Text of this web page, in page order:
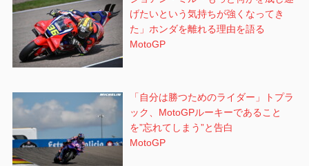
げたいという気持ちが強くなってき
た」ホンダを離れる理由を語る
MotoGP
「自分は勝つためのライダー」トプラ
ック、MotoGPルーキーであること
を”忘れてしまう”と告白
MotoGP